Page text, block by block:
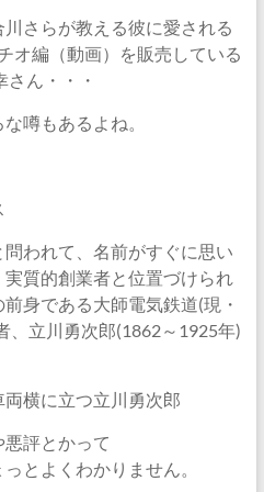
さらが教える彼に愛される
オ編（動画）を販売している
ん・・・
噂もあるよね。
われて、名前がすぐに思い
質的創業者と位置づけられ
身である大師電気鉄道(現・
、立川勇次郎(1862～1925年)
両横に立つ立川勇次郎
評とかって
とよくわかりません。